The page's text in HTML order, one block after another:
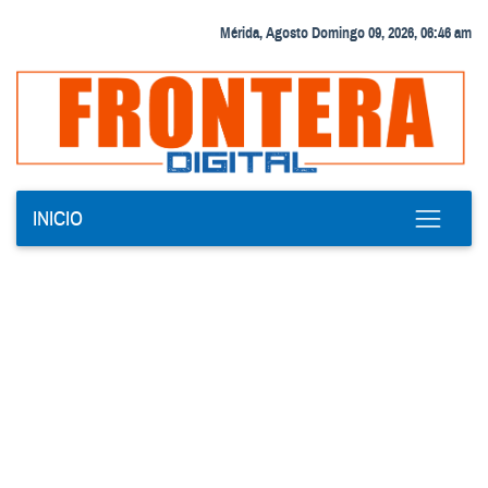
Mérida, Agosto Domingo 09, 2026, 06:46 am
INICIO